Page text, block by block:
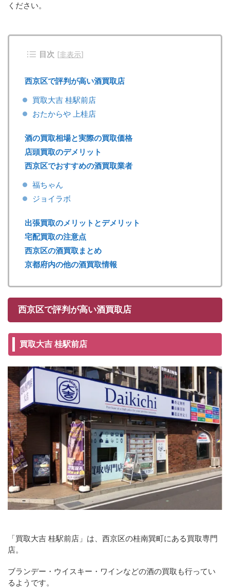
ください。
目次 [非表示]
西京区で評判が高い酒買取店
買取大吉 桂駅前店
おたからや 上桂店
酒の買取相場と実際の買取価格
店頭買取のデメリット
西京区でおすすめの酒買取業者
福ちゃん
ジョイラボ
出張買取のメリットとデメリット
宅配買取の注意点
西京区の酒買取まとめ
京都府内の他の酒買取情報
西京区で評判が高い酒買取店
買取大吉 桂駅前店
「買取大吉 桂駅前店」は、西京区の桂南巽町にある買取専門
店。
ブランデー・ウイスキー・ワインなどの酒の買取も行ってい
るようです。